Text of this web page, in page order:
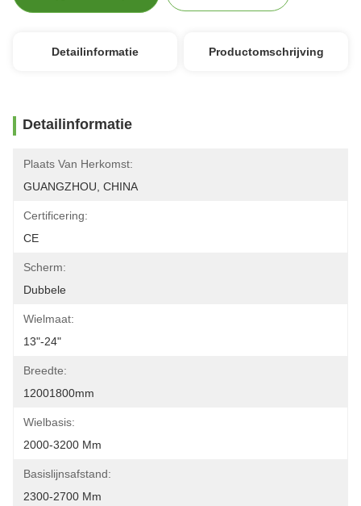
Detailinformatie Productomschrijving
Detailinformatie
Plaats Van Herkomst:
GUANGZHOU, CHINA
Certificering:
CE
Scherm:
Dubbele
Wielmaat:
13"-24"
Breedte:
12001800mm
Wielbasis:
2000-3200 Mm
Basislijnsafstand:
2300-2700 Mm